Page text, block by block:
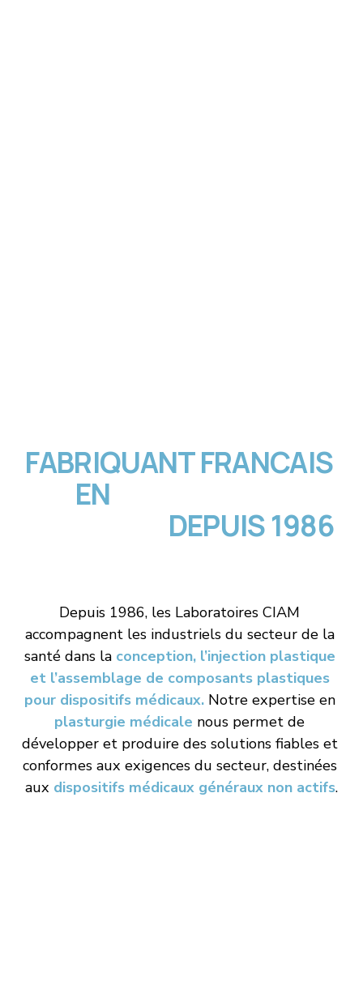
FABRIQUANT FRANCAIS
EN
DEPUIS 1986
Depuis 1986, les Laboratoires CIAM
accompagnent les industriels du secteur de la
santé dans la conception, l’injection plastique
et l’assemblage de composants plastiques
pour dispositifs médicaux.
Notre expertise en
plasturgie médicale nous permet de
développer et produire des solutions fiables et
conformes aux exigences du secteur, destinées
aux dispositifs médicaux généraux non actifs.